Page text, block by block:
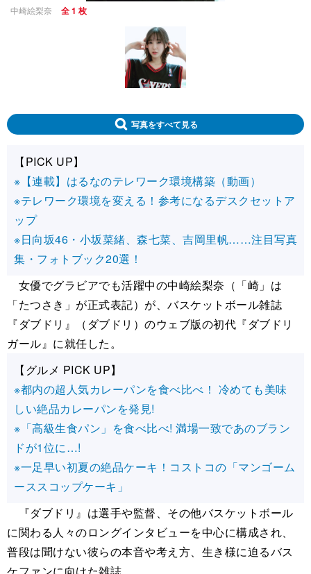
中崎絵梨奈 全 1 枚
写真をすべて見る
【PICK UP】
※【連載】はるなのテレワーク環境構築（動画）
※テレワーク環境を変える！参考になるデスクセットア
ップ
※日向坂46・小坂菜緒、森七菜、吉岡里帆……注目写真
集・フォトブック20選！
女優でグラビアでも活躍中の中崎絵梨奈（「崎」は
「たつさき」が正式表記）が、バスケットボール雑誌
『ダブドリ』（ダブドリ）のウェブ版の初代『ダブドリ
ガール』に就任した。
【グルメ PICK UP】
※都内の超人気カレーパンを食べ比べ！ 冷めても美味
しい絶品カレーパンを発見!
※「高級生食パン」を食べ比べ! 満場一致であのブラン
ドが1位に…!
※一足早い初夏の絶品ケーキ！コストコの「マンゴーム
ーススコップケーキ」
『ダブドリ』は選手や監督、その他バスケットボール
に関わる人々のロングインタビューを中心に構成され、
普段は聞けない彼らの本音や考え方、生き様に迫るバス